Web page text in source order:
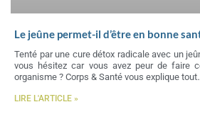
Le jeûne permet-il d’être en bonne
Tenté par une cure détox radicale avec un
vous hésitez car vous avez peur de faire
organisme ? Corps & Santé vous explique
LIRE L'ARTICLE »